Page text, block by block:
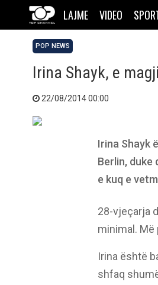
LAJME VIDEO
POP NEWS
Irina Shayk, e
22/08/2014 00:00
Irina Shayk
Berlin, duke
e kuq e
28-vjeçarja
minimal. Më
Irina është
shfaq